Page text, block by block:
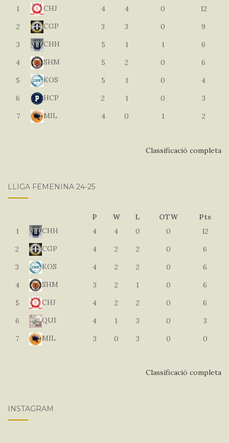
1
CHJ 4 4 0
12
2
CGP 3 3 0
9
3
CHH 5 1 1
6
4
SHM 5 2 0
6
5
KOS 5 1 0
4
6
HCP 2 1 0
3
7
MIL 4 0 1 2
Classificació completa
LLIGA FEMENINA 24-25
P W L OTW
Pts
1
CHH 4 4 0 0
12
2
CGP 4 2 2 0
6
3
KOS 4 2 2 0
6
4
SHM 3 2 1 0
6
5
CHJ 4 2 2 0
6
6
QUI 4 1 3 0
3
7
MIL 3 0 3 0 0
Classificació completa
INSTAGRAM